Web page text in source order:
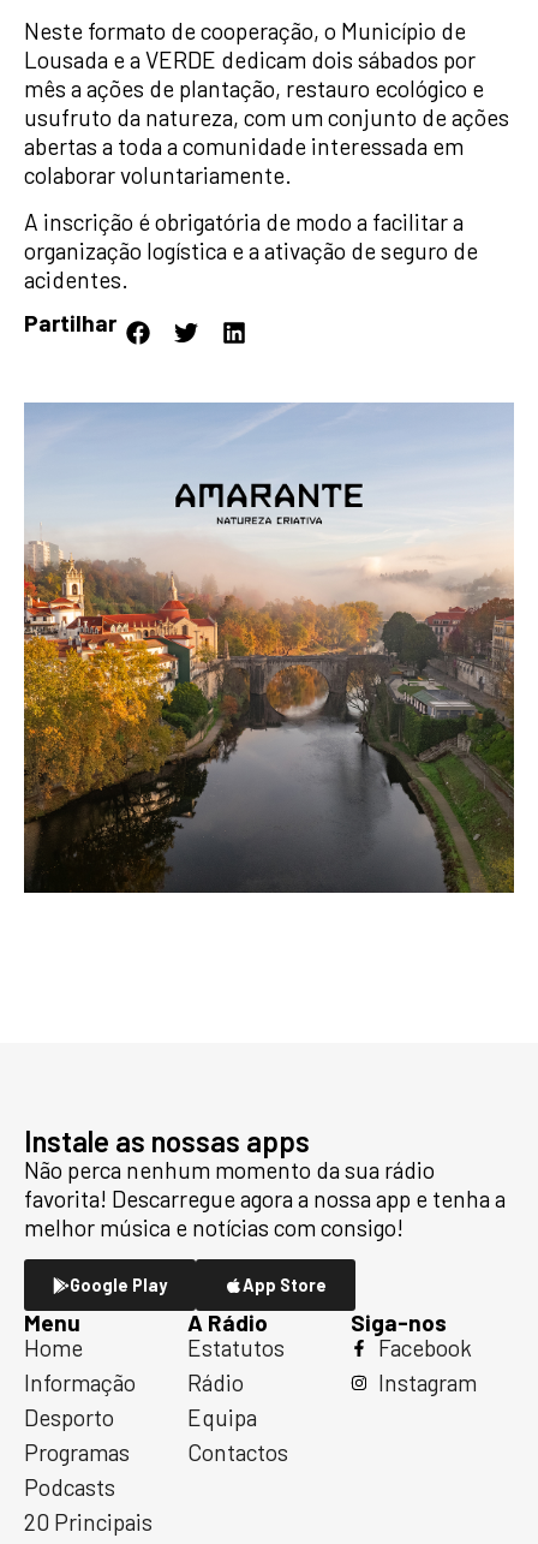
Neste formato de cooperação, o Município de
Lousada e a VERDE dedicam dois sábados por
mês a ações de plantação, restauro ecológico e
usufruto da natureza, com um conjunto de ações
abertas a toda a comunidade interessada em
colaborar voluntariamente.
A inscrição é obrigatória de modo a facilitar a
organização logística e a ativação de seguro de
acidentes.
Partilhar
Instale as nossas apps
Não perca nenhum momento da sua rádio
favorita! Descarregue agora a nossa app e tenha a
melhor música e notícias com consigo!
Google Play App Store
Menu
Home
Informação
Desporto
Programas
Podcasts
20 Principais
A Rádio
Estatutos
Rádio
Equipa
Contactos
Siga-nos
Facebook
Instagram